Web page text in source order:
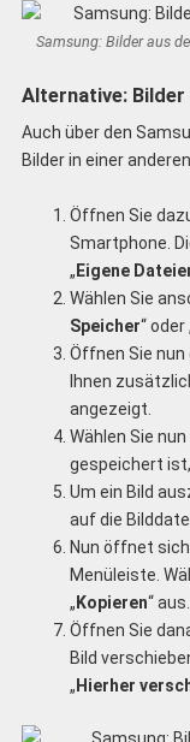
Samsung: Bilder aus
Alternative: Bilder
Auch über den
Bilder in einer
Öffnen Sie
Smartphone.
„ Eigene
Wählen Sie
Speicher“ oder
Öffnen Sie nun
Ihnen
angezeigt.
Wählen Sie
gespeichert
Um ein Bild
auf die
Nun öffnet
Menüleiste.
„ Kopieren“ aus.
Öffnen Sie
Bild
„ Hierher